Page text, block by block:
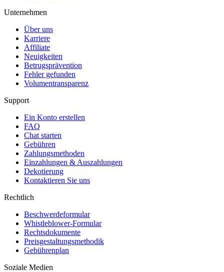
Unternehmen
Über uns
Karriere
Affiliate
Neuigkeiten
Betrugsprävention
Fehler gefunden
Volumentransparenz
Support
Ein Konto erstellen
FAQ
Chat starten
Gebühren
Zahlungsmethoden
Einzahlungen & Auszahlungen
Dekotierung
Kontaktieren Sie uns
Rechtlich
Beschwerdeformular
Whistleblower-Formular
Rechtsdokumente
Preisgestaltungsmethodik
Gebührenplan
Soziale Medien